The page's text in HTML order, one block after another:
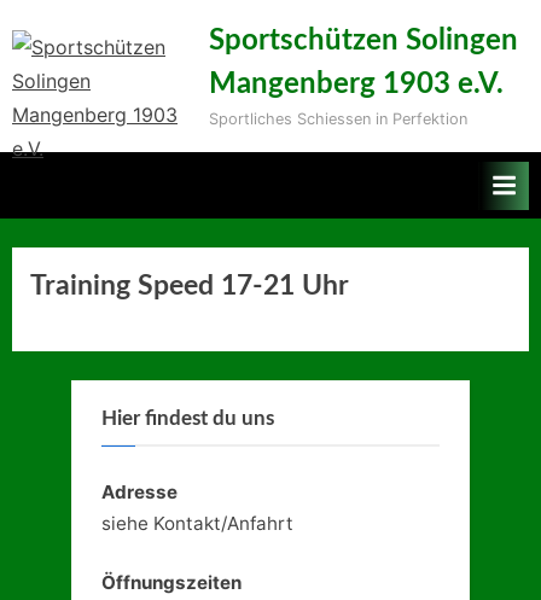
to
content
Sportschützen Solingen
Mangenberg 1903 e.V.
Sportliches Schiessen in Perfektion
Training Speed 17-21 Uhr
Hier findest du uns
Adresse
siehe Kontakt/Anfahrt
Öffnungszeiten